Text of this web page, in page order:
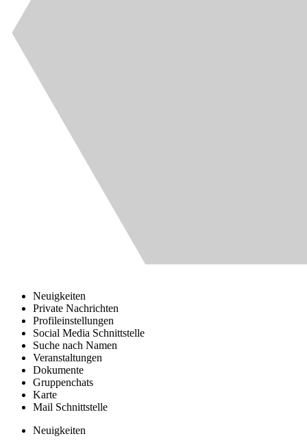
Neuigkeiten
Private Nachrichten
Profileinstellungen
Social Media Schnittstelle
Suche nach Namen
Veranstaltungen
Dokumente
Gruppenchats
Karte
Mail Schnittstelle
Neuigkeiten